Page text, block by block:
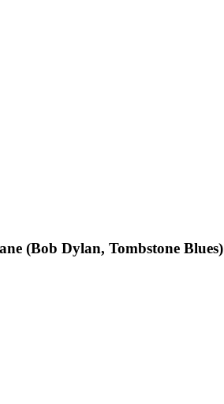
(Bob Dylan, Tombstone Blues)